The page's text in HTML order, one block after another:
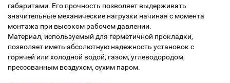
габаритами. Его прочность позволяет выдерживать
значительные механические нагрузки начиная с момента
монтажа при высоком рабочем давлении.
Материал, используемый для герметичной прокладки,
позволяет иметь абсолютную надежность установок с
горячей или холодной водой, газом, углеводородом,
прессованным воздухом, сухим паром.